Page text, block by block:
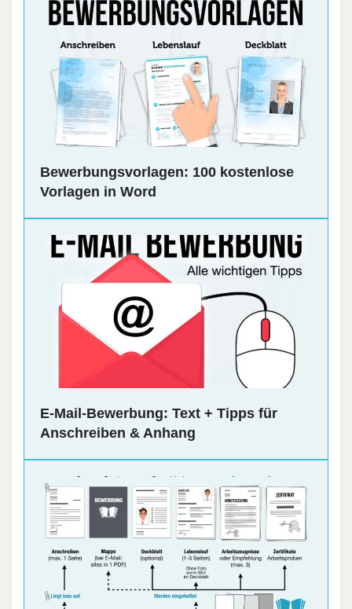
Bewerbungsvorlagen: 100 kostenlose
Vorlagen in Word
E-Mail-Bewerbung: Text + Tipps für
Anschreiben & Anhang